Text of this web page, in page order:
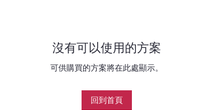
沒有可以使用的方案
可供購買的方案將在此處顯示。
回到首頁